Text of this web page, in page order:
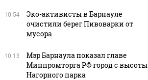
10:54
Эко-активисты в Барнауле
очистили берег Пивоварки от
мусора
10:13
Мэр Барнаула показал главе
Минпромторга РФ город с высоты
Нагорного парка